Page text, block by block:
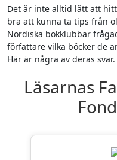
Det är inte alltid lätt att
bra att kunna ta tips från
Nordiska bokklubbar
författare vilka böcker de
Här är några av deras svar.
Läsarnas